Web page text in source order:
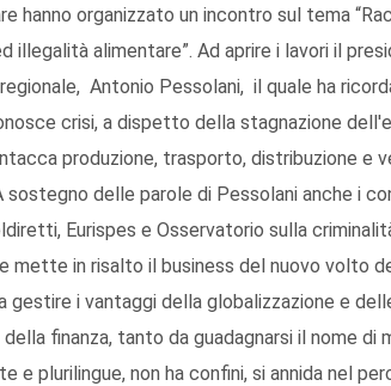
hanno organizzato un incontro sul tema
illegalità alimentare”. Ad aprire i lavori il
Antonio Pessolani, il quale ha
crisi, a dispetto della stagnazione
produzione, trasporto, distribuzione
sostegno delle parole di Pessolani anche i
Eurispes e Osservatorio sulla
in risalto il business del nuovo volto
i vantaggi della globalizzazione e
finanza, tanto da guadagnarsi il nome di
e plurilingue, non ha confini, si annida nel